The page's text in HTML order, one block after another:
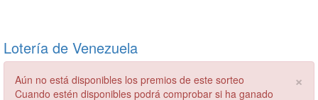
Lotería de Venezuela
×
Aún no está disponibles los premios de este sorteo
Cuando estén disponibles podrá comprobar si ha ganado